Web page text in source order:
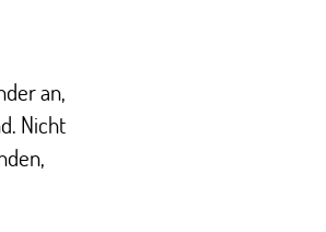
an,
Nicht